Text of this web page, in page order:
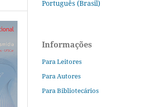
Português (Brasil)
Informações
Para Leitores
Para Autores
Para Bibliotecários